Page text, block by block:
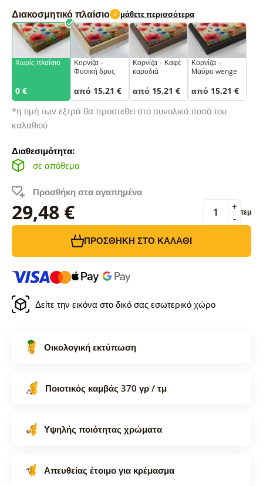
Διακοσμητικό πλαίσιο i μάθετε περισσότερα
Χωρίς πλαίσιο
0 €
Κορνίζα –
Φυσική δρυς
από 15,21 €
Κορνίζα – Καφέ
καρυδιά
από 15,21 €
Κορνίζα –
Μαύρο wenge
από 15,21 €
*η τιμή των εξτρά θα προστεθεί στο συνολικό ποσό του
καλαθιού
Διαθεσιμότητα:
σε απόθεμα
Προσθήκη στα αγαπημένα
29,48 € -
+ τεμ
ΠΡΟΣΘΉΚΗ ΣΤΟ ΚΑΛΆΘΙ
Δείτε την εικόνα στο δικό σας εσωτερικό χώρο
Οικολογική εκτύπωση
Ποιοτικός καμβάς 370 γρ / τμ
Υψηλής ποιότητας χρώματα
Απευθείας έτοιμο για κρέμασμα